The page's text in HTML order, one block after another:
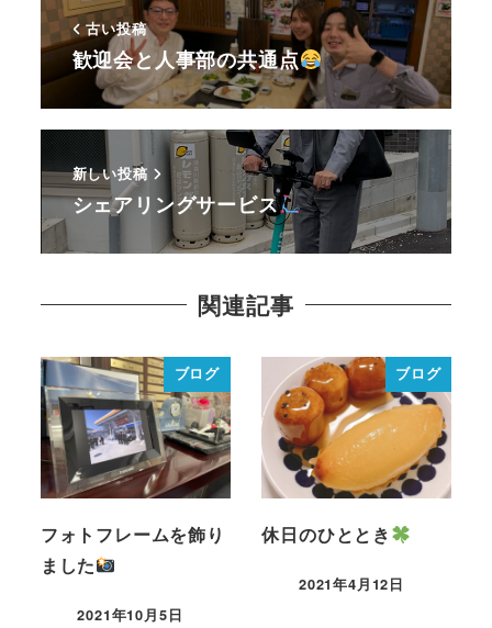
古い投稿
歓迎会と人事部の共通点
新しい投稿
シェアリングサービス
関連記事
ブログ
フォトフレームを飾り
ました
2021年10月5日
ブログ
休日のひととき
2021年4月12日